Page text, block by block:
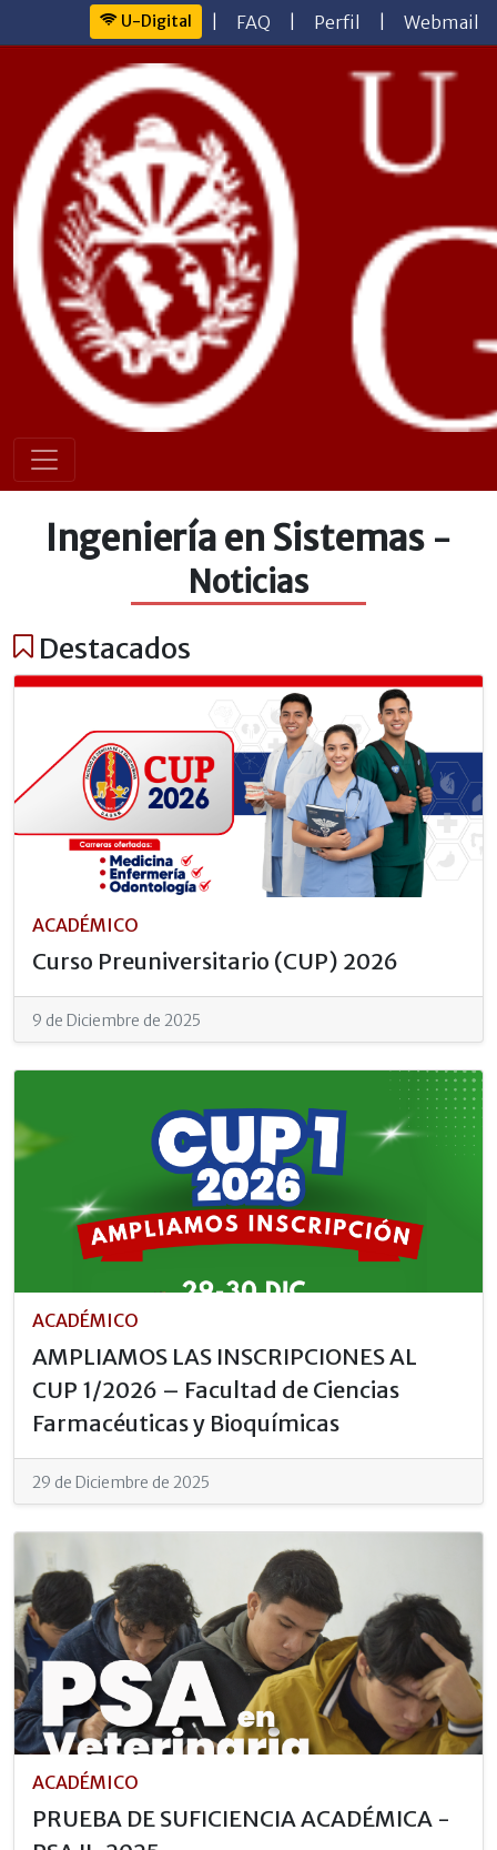
U-Digital FAQ Perfil Webmail
Ingeniería en Sistemas -
Noticias
Destacados
ACADÉMICO
Curso Preuniversitario (CUP) 2026
9 de Diciembre de 2025
ACADÉMICO
AMPLIAMOS LAS INSCRIPCIONES AL
CUP 1/2026 – Facultad de Ciencias
Farmacéuticas y Bioquímicas
29 de Diciembre de 2025
ACADÉMICO
PRUEBA DE SUFICIENCIA ACADÉMICA -